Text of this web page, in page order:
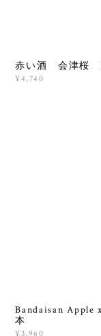
赤い酒 会津桜
¥4,740
Bandaisan Apple
本
¥3,960